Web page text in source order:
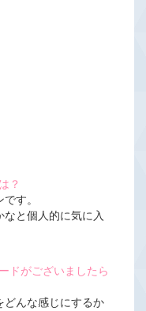
？
す。
と個人的に気に入
がございましたら
んな感じにするか